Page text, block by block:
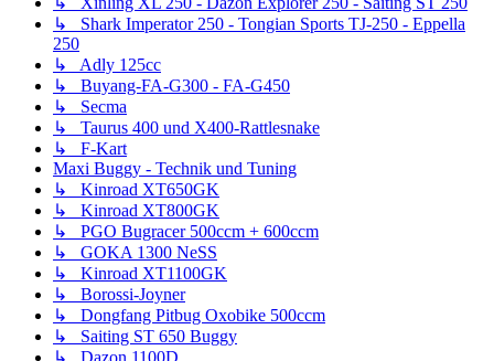
↳ Shark Imperator 250 - Tongian Sports TJ-250 - Eppella
250
↳ Adly 125cc
↳ Buyang-FA-G300 - FA-G450
↳ Secma
↳ Taurus 400 und X400-Rattlesnake
↳ F-Kart
Maxi Buggy - Technik und Tuning
↳ Kinroad XT650GK
↳ Kinroad XT800GK
↳ PGO Bugracer 500ccm + 600ccm
↳ GOKA 1300 NeSS
↳ Kinroad XT1100GK
↳ Borossi-Joyner
↳ Dongfang Pitbug Oxobike 500ccm
↳ Saiting ST 650 Buggy
↳ Dazon 1100D